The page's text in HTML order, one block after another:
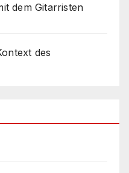
dem Gitarristen
des